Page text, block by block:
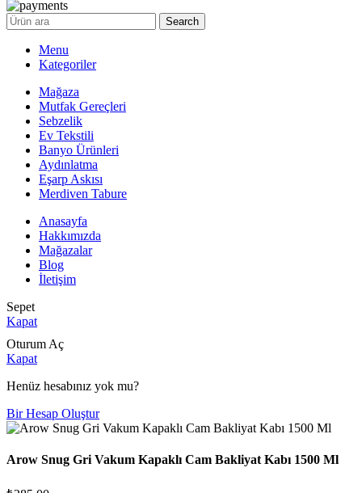
Search
Menu
Kategoriler
Mağaza
Mutfak Gereçleri
Sebzelik
Ev Tekstili
Banyo Ürünleri
Aydınlatma
Eşarp Askısı
Merdiven Tabure
Anasayfa
Hakkımızda
Mağazalar
Blog
İletişim
Sepet
Kapat
Oturum Aç
Kapat
Henüz hesabınız yok mu?
Bir Hesap Oluştur
Arow Snug Gri Vakum Kapaklı Cam Bakliyat Kabı 1500 Ml